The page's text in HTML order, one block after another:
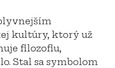
kultúry, ktorý už
filozofiu,
Stal sa symbolom